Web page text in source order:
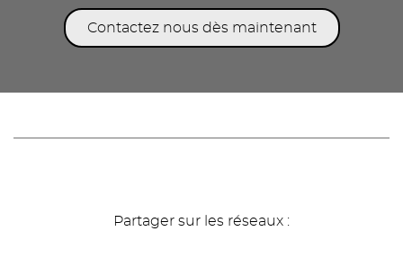
Contactez nous dès maintenant
Partager sur les réseaux :